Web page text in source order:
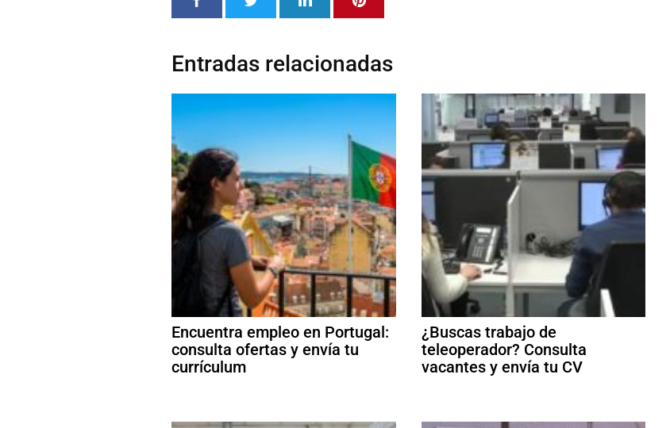
Entradas relacionadas
Encuentra empleo en Portugal:
consulta ofertas y envía tu
currículum
¿Buscas trabajo de
teleoperador? Consulta
vacantes y envía tu CV